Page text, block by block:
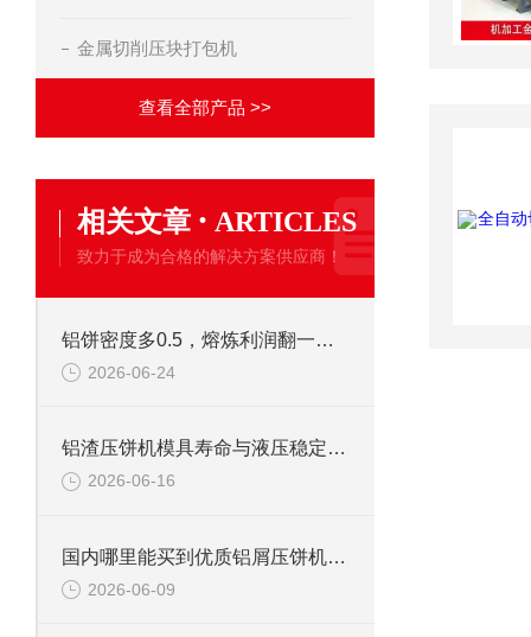
金属切削压块打包机
查看全部产品 >>
相关文章 · ARTICLES
致力于成为合格的解决方案供应商！
铝饼密度多0.5，熔炼利润翻一番：为什么懂行的都选恩派特压饼机？
2026-06-24
铝渣压饼机模具寿命与液压稳定性的深度解析，为什么恩派特更耐用？
2026-06-16
国内哪里能买到优质铝屑压饼机？这家国产品牌值得重点关注
2026-06-09